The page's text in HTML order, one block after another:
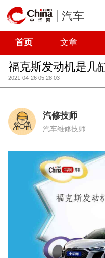
汽车
首页 文章
福克斯发动机是几
2021-04-26 05:28:03
汽修技师
汽车维修技师